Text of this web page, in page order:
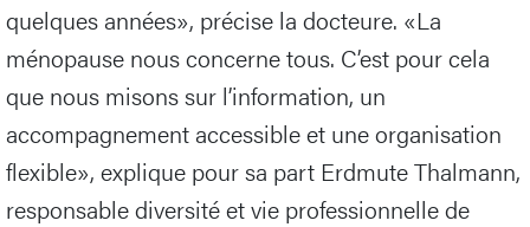
quelques années», précise la docteure. «La
ménopause nous concerne tous. C’est pour cela
que nous misons sur l’information, un
accompagnement accessible et une organisation
flexible», explique pour sa part Erdmute Thalmann,
responsable diversité et vie professionnelle de